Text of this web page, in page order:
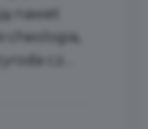
nawet
cz...